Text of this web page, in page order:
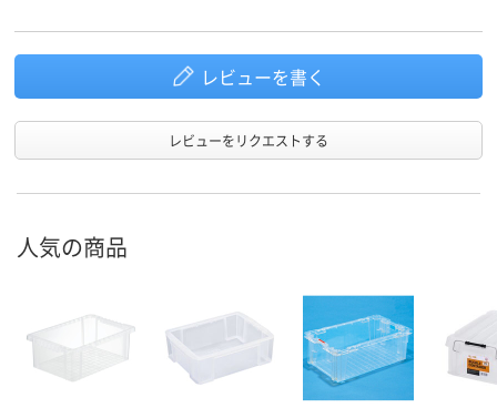
レビューを書く
レビューをリクエストする
人気の商品